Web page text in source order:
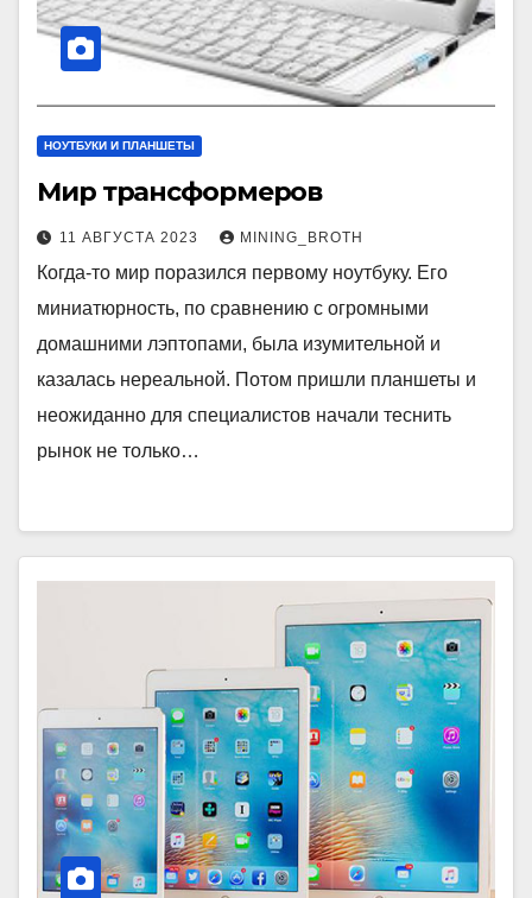
НОУТБУКИ И ПЛАНШЕТЫ
Мир трансформеров
11 АВГУСТА 2023 MINING_BROTH
Когда-то мир поразился первому ноутбуку. Его
миниатюрность, по сравнению с огромными
домашними лэптопами, была изумительной и
казалась нереальной. Потом пришли планшеты и
неожиданно для специалистов начали теснить
рынок не только…